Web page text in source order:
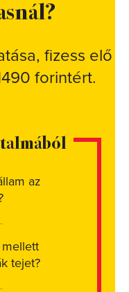
fizess elő
forintért.
az
tejet?